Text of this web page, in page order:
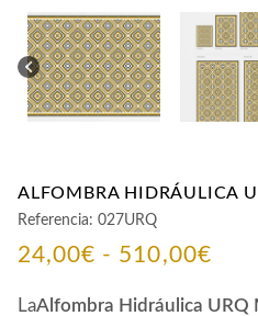
ALFOMBRA HIDRÁULICA
Referencia: 027URQ
24,00€ - 510,00€
de
LaAlfombra Hidráulica URQ